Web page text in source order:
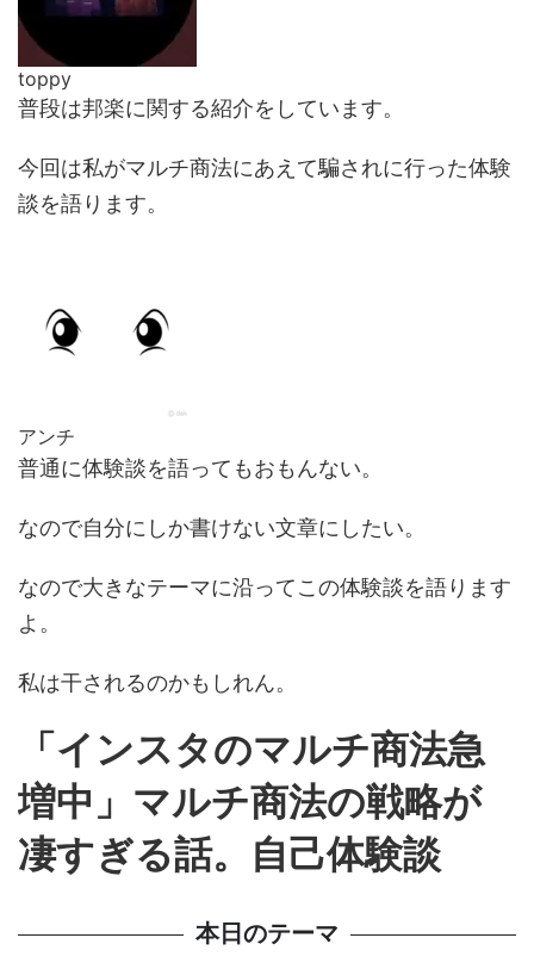
toppy
普段は邦楽に関する紹介をしています。
今回は私がマルチ商法にあえて騙されに行った体験
談を語ります。
アンチ
普通に体験談を語ってもおもんない。
なので自分にしか書けない文章にしたい。
なので大きなテーマに沿ってこの体験談を語ります
よ。
私は干されるのかもしれん。
「インスタのマルチ商法急
増中」マルチ商法の戦略が
凄すぎる話。自己体験談
本日のテーマ